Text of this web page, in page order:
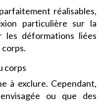
réalisables,
particulière sur la
les déformations liées
corps
à exclure. Cependant,
ou que des